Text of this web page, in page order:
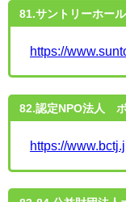
81.サントリーホー
https://
82.認定NPO法人
https://